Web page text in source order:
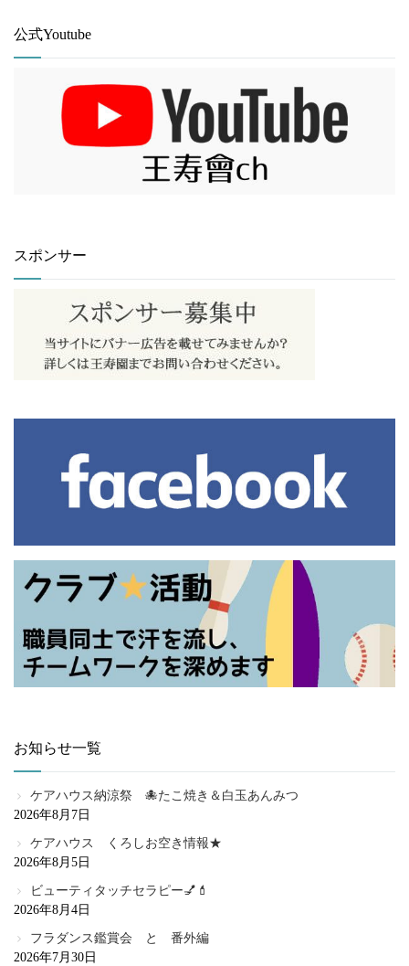
公式Youtube
スポンサー
お知らせ一覧
ケアハウス納涼祭 🐙たこ焼き＆白玉あんみつ
2026年8月7日
ケアハウス くろしお空き情報★
2026年8月5日
ビューティタッチセラピー💅💄
2026年8月4日
フラダンス鑑賞会 と 番外編
2026年7月30日